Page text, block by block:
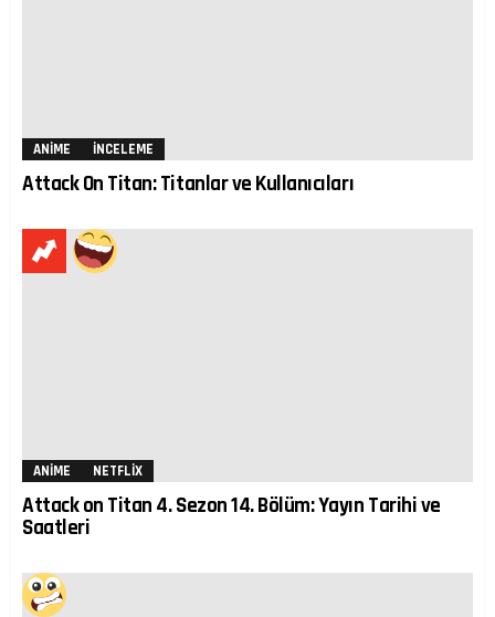
ANIME İNCELEME
Attack On Titan: Titanlar ve Kullanıcıları
ANIME NETFLIX
Attack on Titan 4. Sezon 14. Bölüm: Yayın Tarihi ve
Saatleri